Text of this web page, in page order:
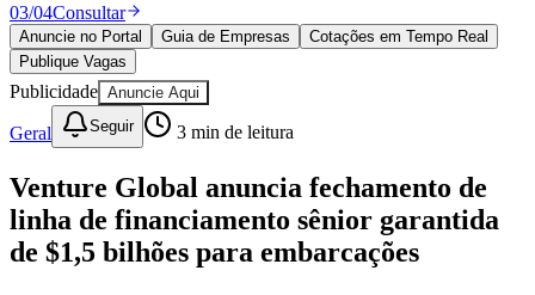
Cultura
Meio Ambiente
Obras
Educação
Bairros de Barueri
Selecione sua regiãoPara notícias da sua região
AldeiaAldeia da SerraAldeia de BarueriAlphavilleBairro
JubranBelvalBethavilleBoa
Califórnia Carapicuíba Chácaras Marco
03/04Consultar
Anuncie no Portal Guia de Empresas
Cotações em Tempo Real
Publique Vagas
Publicidade Anuncie Aqui
Geral Seguir 3 min de leitura
Venture Global anuncia fechamento de
linha de financiamento sênior garantida
de $1,5 bilhões para embarcações